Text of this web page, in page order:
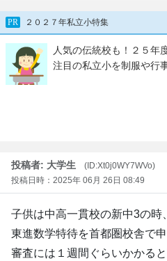
投稿者: 大学生
(ID:Xt0j0WY7WVo)
投稿日時：2025年 06月 26日 08:49
子供は中高一貫校の新中3の
東進数学特待を首都圏校舎で申
審査には１週間ぐらいかかる